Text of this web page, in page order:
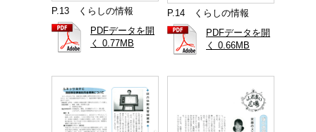
P.13 くらしの情報
PDFデータを開
く 0.77MB
P.14 くらしの情報
PDFデータを開
く 0.66MB